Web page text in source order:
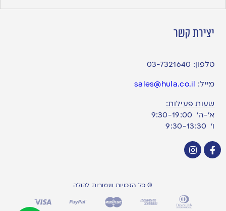
יצירת קשר
טלפון: 03-7321640
מייל: sales@hula.co.il
שעות פעילות:
א’-ה’ 9:30-19:00
ו׳ 9:30-13:30
© כל הזכויות שמורות להולה